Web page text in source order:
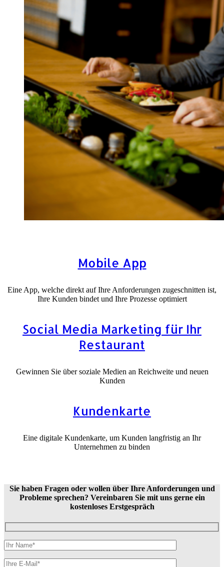
Mobile App
Eine App, welche direkt auf Ihre Anforderungen zugeschnitten ist,
Ihre Kunden bindet und Ihre Prozesse optimiert
Social Media Marketing für Ihr
Restaurant
Gewinnen Sie über soziale Medien an Reichweite und neuen
Kunden
Kundenkarte
Eine digitale Kundenkarte, um Kunden langfristig an Ihr
Unternehmen zu binden
Sie haben Fragen oder wollen über Ihre Anforderungen und
Probleme sprechen? Vereinbaren Sie mit uns gerne ein
kostenloses Erstgespräch